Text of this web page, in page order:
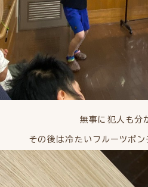
無事に犯人も分か
その後は冷たいフルーツポ